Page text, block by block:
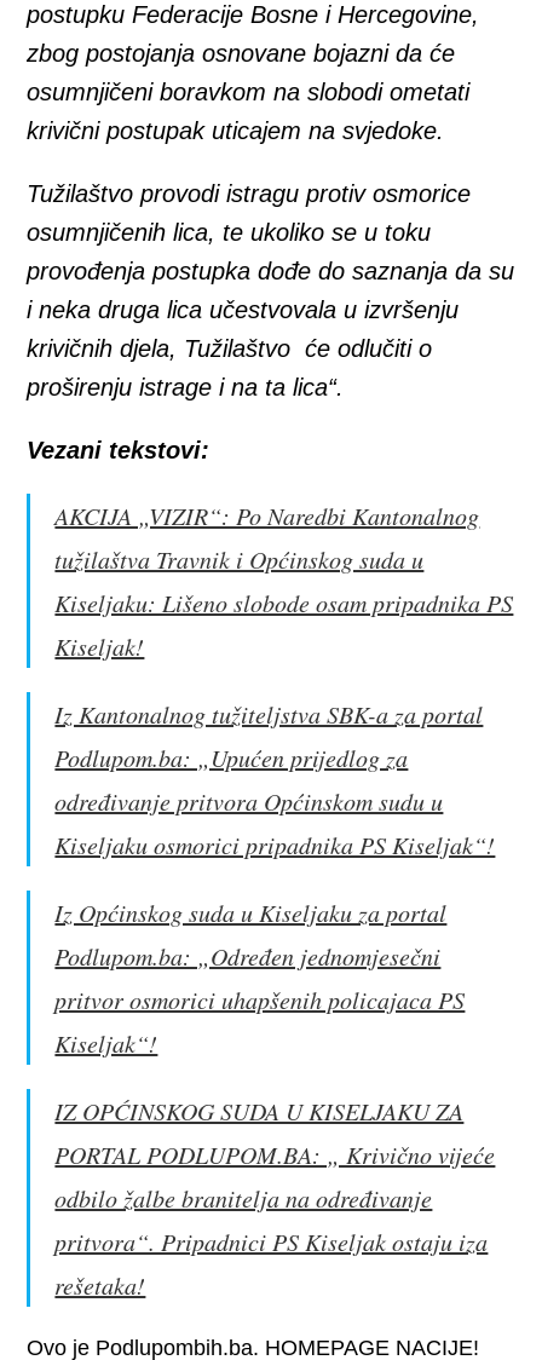
postupku Federacije Bosne i Hercegovine,
zbog postojanja osnovane bojazni da će
osumnjičeni boravkom na slobodi ometati
krivični postupak uticajem na svjedoke.
Tužilaštvo provodi istragu protiv osmorice
osumnjičenih lica, te ukoliko se u toku
provođenja postupka dođe do saznanja da su
i neka druga lica učestvovala u izvršenju
krivičnih djela, Tužilaštvo će odlučiti o
proširenju istrage i na ta lica“.
Vezani tekstovi:
AKCIJA „VIZIR“: Po Naredbi Kantonalnog
tužilaštva Travnik i Općinskog suda u
Kiseljaku: Lišeno slobode osam pripadnika PS
Kiseljak!
Iz Kantonalnog tužiteljstva SBK-a za portal
Podlupom.ba: „Upućen prijedlog za
određivanje pritvora Općinskom sudu u
Kiseljaku osmorici pripadnika PS Kiseljak“!
Iz Općinskog suda u Kiseljaku za portal
Podlupom.ba: „Određen jednomjesečni
pritvor osmorici uhapšenih policajaca PS
Kiseljak“!
IZ OPĆINSKOG SUDA U KISELJAKU ZA
PORTAL PODLUPOM.BA: „ Krivično vijeće
odbilo žalbe branitelja na određivanje
pritvora“. Pripadnici PS Kiseljak ostaju iza
rešetaka!
Ovo je Podlupombih.ba. HOMEPAGE NACIJE!